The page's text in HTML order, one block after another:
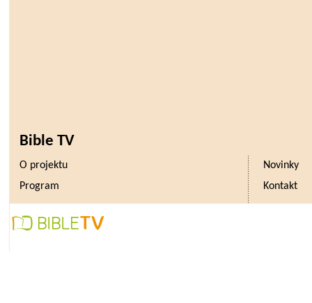
Bible TV
O projektu
Novinky
Program
Kontakt